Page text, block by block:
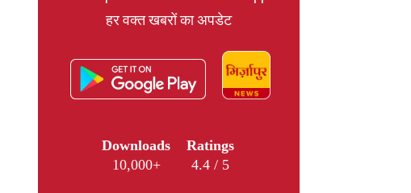
हर वक्त खबरों का अपडेट
Downloads
10,000+
Ratings
4.4 / 5